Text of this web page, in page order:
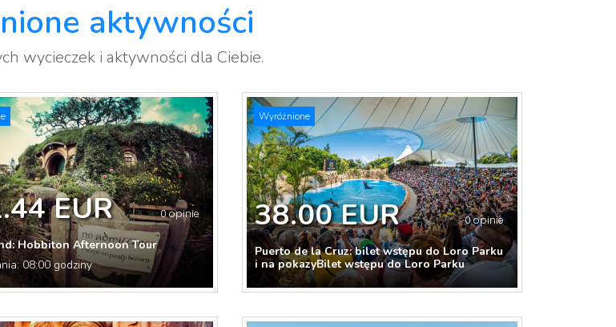
aktywności
wycieczek i aktywności dla Ciebie.
EUR 0 opinie
Hobbiton Afternoon Tour
08:00 godziny
Wyróżnione
38.00 EUR 0 opinie
Puerto de la Cruz: bilet wstępu do Loro Parku
i na pokazyBilet wstępu do Loro Parku